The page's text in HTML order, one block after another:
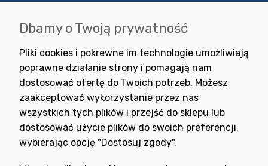
Wyrażam zgodę na otrzymywanie newslettera z inspiracjami,
nowościami i promocjami.
Potrzebujesz pomocy
Dbamy o Twoją prywatność
Pliki cookies i pokrewne im technologie umożliwiają
poprawne działanie strony i pomagają nam
dostosować ofertę do Twoich potrzeb. Możesz
zaakceptować wykorzystanie przez nas
wszystkich tych plików i przejść do sklepu lub
dostosować użycie plików do swoich preferencji,
wybierając opcję "Dostosuj zgody".